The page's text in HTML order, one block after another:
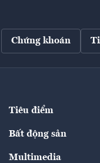
Chứng khoán
Tiêu điểm
Bất động sản
Multimedia